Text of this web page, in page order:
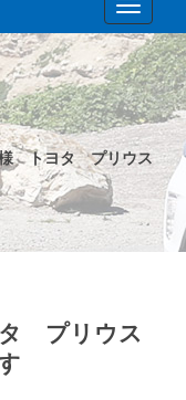
Toggle
様 トヨタ プリウス
プリウス